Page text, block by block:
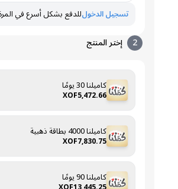
تسجيل الدخولللدفع بشكل أسرع في المرة
إختر المنتج
كاميلنا 30 يومًا
XOF5,472.66
كاميلنا 4000 بطاقة ذهبية
XOF7,830.75
كاميلنا 90 يومًا